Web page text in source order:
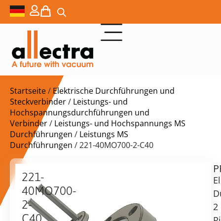
Startseite/ Elektrische Durchführungen und
Steckverbinder/ Leistungs- und
Hochspannungsdurchführungen und
Verbinder/ Leistungs- und Hochspannungs MS
Durchführungen / Leistungs MS
Durchführungen / 221-40MO700-2-C40
221-
40MO700-
2-
$
2